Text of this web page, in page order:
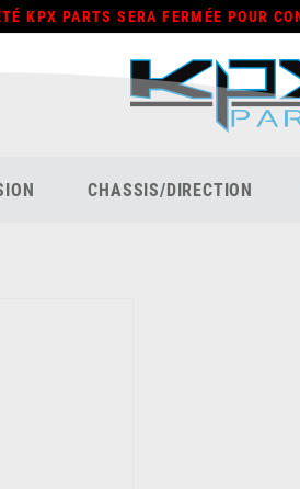
KPX PARTS SERA FERMÉE POUR
CHASSIS/DIRECTION